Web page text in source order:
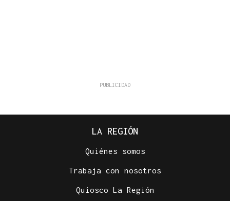
LA REGIÓN
Quiénes somos
Trabaja con nosotros
Quiosco La Región